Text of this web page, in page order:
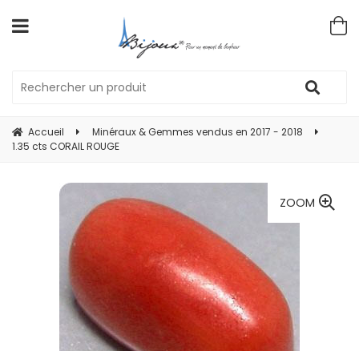
Accueil
Minéraux & Gemmes vendus en 2017 - 2018
1.35 cts CORAIL ROUGE
ZOOM